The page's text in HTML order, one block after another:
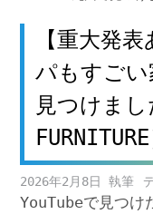
【重大発
パもすご
見つけまし
FURNITURE
2026年2月8日
YouTubeで見つけ